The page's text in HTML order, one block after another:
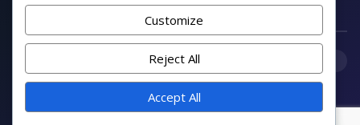
Customize
Reject All
Accept All